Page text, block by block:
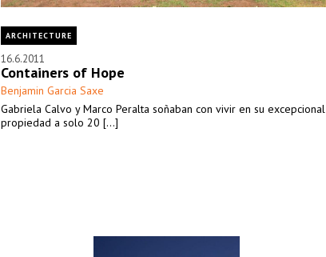
ARCHITECTURE
16.6.2011
Containers of Hope
Benjamin Garcia Saxe
Gabriela Calvo y Marco Peralta soñaban con vivir en su excepcional
propiedad a solo 20 [...]